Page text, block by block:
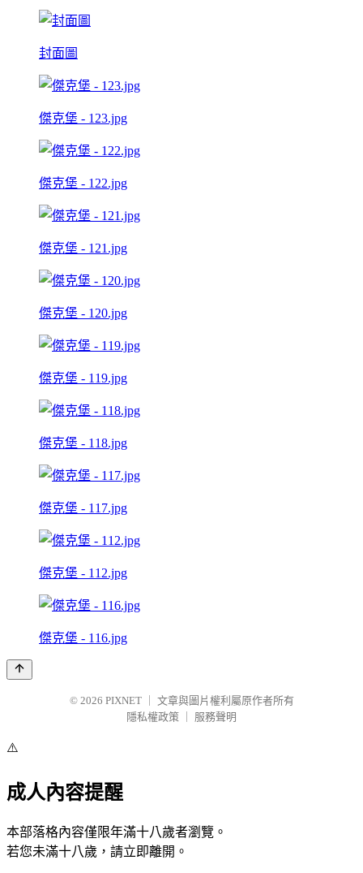
封面圖
傑克堡 - 123.jpg
傑克堡 - 122.jpg
傑克堡 - 121.jpg
傑克堡 - 120.jpg
傑克堡 - 119.jpg
傑克堡 - 118.jpg
傑克堡 - 117.jpg
傑克堡 - 112.jpg
傑克堡 - 116.jpg
© 2026 PIXNET
文章與圖片權利屬原作者所有
隱私權政策
服務聲明
⚠️
成人內容提醒
本部落格內容僅限年滿十八歲者瀏覽。
若您未滿十八歲，請立即離開。